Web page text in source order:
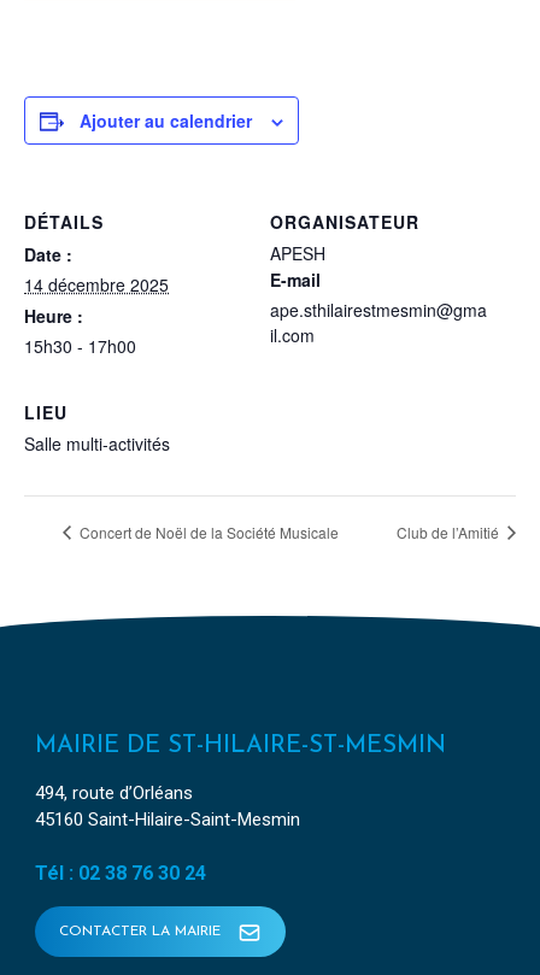
Ajouter au calendrier
DÉTAILS
Date :
14 décembre 2025
Heure :
15h30 - 17h00
ORGANISATEUR
APESH
E-mail
ape.sthilairestmesmin@gma
il.com
LIEU
Salle multi-activités
Concert de Noël de la Société Musicale Club de l’Amitié
MAIRIE DE ST-HILAIRE-ST-MESMIN
494, route d’Orléans
45160 Saint-Hilaire-Saint-Mesmin
Tél : 02 38 76 30 24
CONTACTER LA MAIRIE